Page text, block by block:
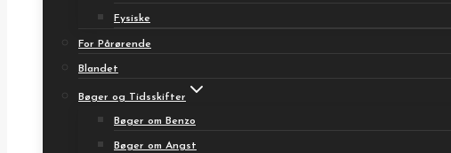
Fysiske
For Pårørende
Blandet
Bøger og Tidsskifter
Bøger om Benzo
Bøger om Angst